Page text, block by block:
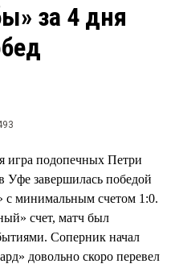
Рейтинги
Блоги
за 4 дня
игра подопечных Петри
завершилась победой
с минимальным счетом 1:0.
счет, матч был
Соперник начал
довольно скоро перевел